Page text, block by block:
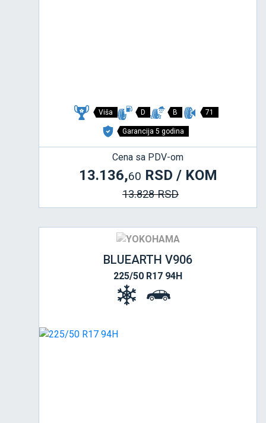
Viša D B 71
Garancija 5 godina
Cena sa PDV-om
13.136,60 RSD / KOM
13.828 RSD
BLUEARTH V906
225/50 R17 94H